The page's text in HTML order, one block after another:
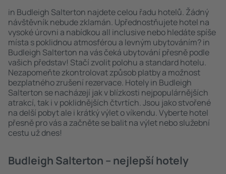
in Budleigh Salterton najdete celou řadu hotelů. Žádný
návštěvník nebude zklamán. Upřednostňujete hotel na
vysoké úrovni a nabídkou all inclusive nebo hledáte spíše
místa s poklidnou atmosférou a levným ubytováním? in
Budleigh Salterton na vás čeká ubytování přesně podle
vašich představ! Stačí zvolit polohu a standard hotelu.
Nezapomeňte zkontrolovat způsob platby a možnost
bezplatného zrušení rezervace. Hotely in Budleigh
Salterton se nacházejí jak v blízkosti nejpopulárnějších
atrakcí, tak i v poklidnějších čtvrtích. Jsou jako stvořené
na delší pobyt ale i krátký výlet o víkendu. Vyberte hotel
přesně pro vás a začněte se balit na výlet nebo služební
cestu už dnes!
Budleigh Salterton – nejlepší hotely